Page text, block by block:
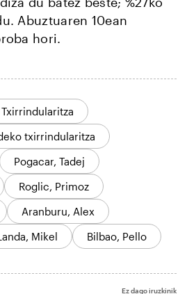
Abuztuaren 10ean
hori.
Txirrindularitza
txirrindularitza
Pogacar, Tadej
Roglic, Primoz
Aranburu, Alex
Mikel Bilbao, Pello
Ez dago iruzkinik